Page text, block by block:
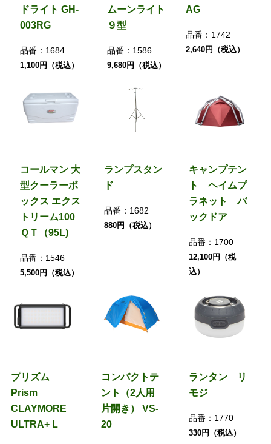
ドライト GH-
003RG
品番： 1684
1,100円（税込）
ムーンライト
９型
品番： 1586
9,680円（税込）
AG
品番： 1742
2,640円（税込）
コールマン 大
型クーラーボ
ックス エクス
トリーム100
ＱＴ（95L)
品番： 1546
5,500円（税込）
ランプスタン
ド
品番： 1682
880円（税込）
キャンプテン
ト ヘイムプ
ラネット バ
ックドア
品番： 1700
12,100円（税
込）
プリズム
Prism
CLAYMORE
ULTRA+ L
コンパクトテ
ント（2人用
片開き） VS-
20
ランタン リ
モジ
品番： 1770
330円（税込）